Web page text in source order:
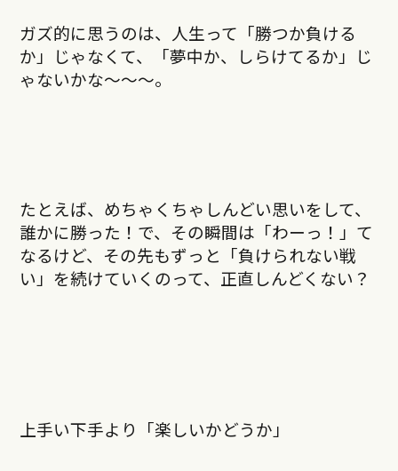
ガズ的に思うのは、人生って「勝つか負ける
か」じゃなくて、「夢中か、しらけてるか」じ
ゃないかな～～～。
たとえば、めちゃくちゃしんどい思いをして、
誰かに勝った！で、その瞬間は「わーっ！」て
なるけど、その先もずっと「負けられない戦
い」を続けていくのって、正直しんどくない？
上手い下手より「楽しいかどうか」